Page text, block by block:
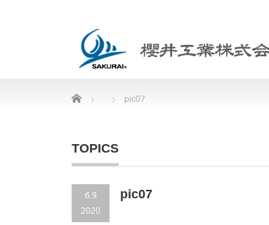
Home pic07
TOPICS
6.9
2020
pic07